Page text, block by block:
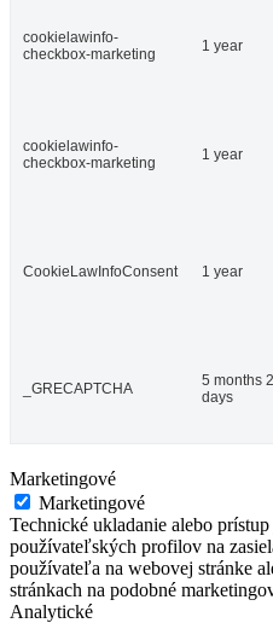
cookielawinfo-
checkbox-marketing
1 year
cookielawinfo-
checkbox-marketing
1 year
CookieLawInfoConsent 1 year
_GRECAPTCHA
5 months
days
Marketingové
Marketingové
Technické ukladanie alebo
používateľských profilov na
používateľa na webovej stránke
stránkach na podobné
Analytické